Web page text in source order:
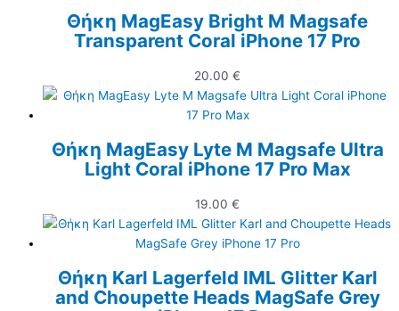
Θήκη MagEasy Bright M Magsafe
Transparent Coral iPhone 17 Pro
20.00 €
Θήκη MagEasy Lyte M Magsafe Ultra
Light Coral iPhone 17 Pro Max
19.00 €
Θήκη Karl Lagerfeld IML Glitter Karl
and Choupette Heads MagSafe Grey